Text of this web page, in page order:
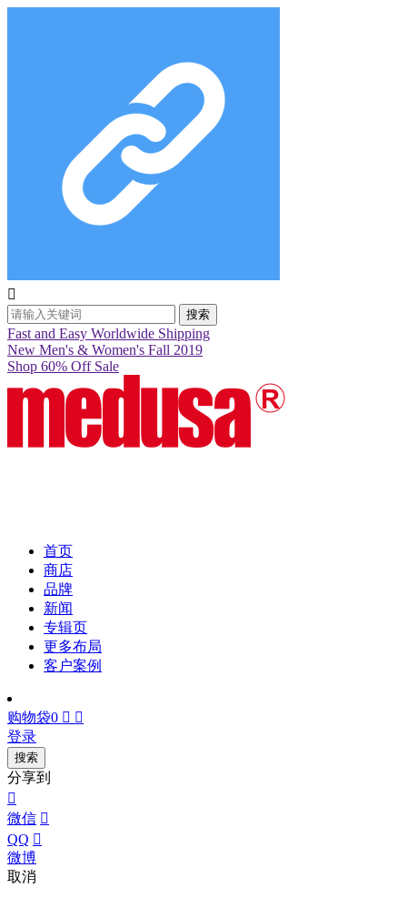

搜索
Fast and Easy Worldwide Shipping
New Men's & Women's Fall 2019
Shop 60% Off Sale
首页
商店
品牌
新闻
专辑页
更多布局
客户案例
购物袋0  
登录
搜索
分享到

微信 
QQ 
微博
取消